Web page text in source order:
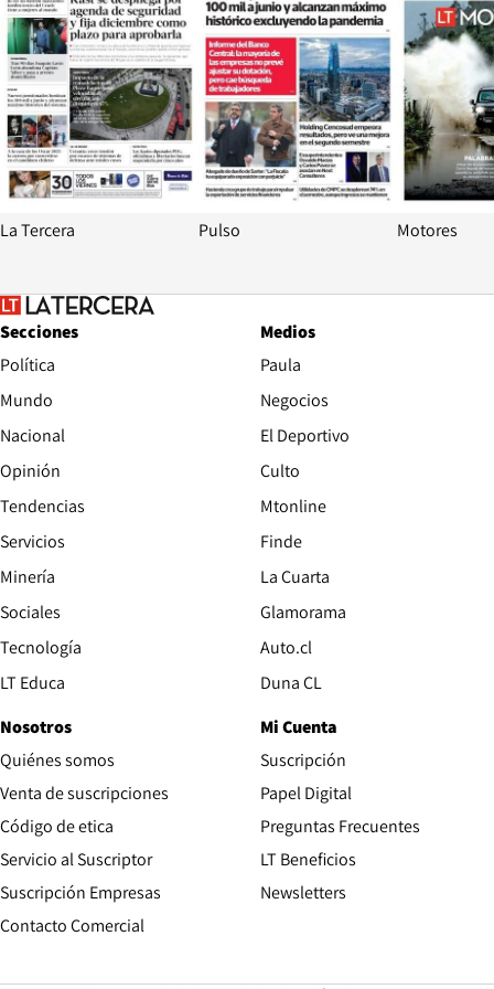
La Tercera Pulso Motores
Secciones
Política
Mundo
Nacional
Opinión
Tendencias
Servicios
Minería
Sociales
Tecnología
LT Educa
Medios
Paula
Negocios
El Deportivo
Culto
Mtonline
Finde
La Cuarta
Glamorama
Auto.cl
Duna CL
Nosotros
Quiénes somos
Venta de suscripciones
Código de etica Opens in new window
Servicio al Suscriptor
Suscripción Empresas
Contacto Comercial
Mi Cuenta
Suscripción
Papel Digital
Preguntas Frecuentes
LT Beneficios
Newsletters